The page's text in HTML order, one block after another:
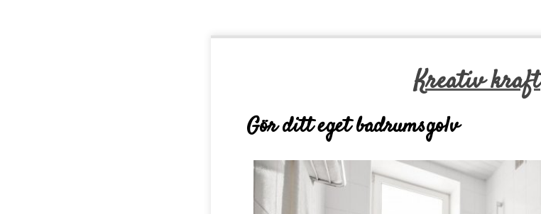
Kreativ kraft
Gör ditt eget badrumsgolv